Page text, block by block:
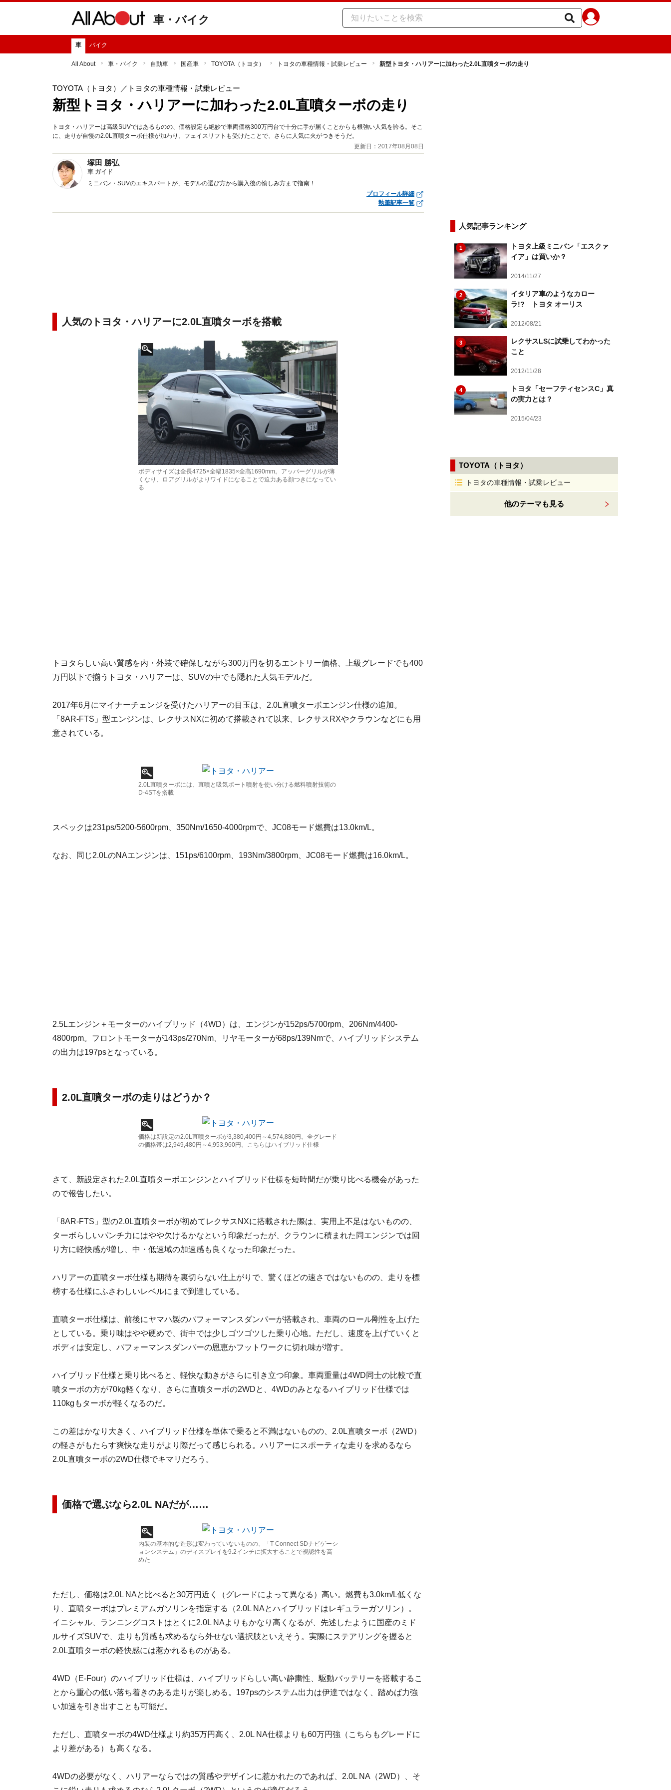
車・バイク
車 バイク
All About 車・バイク 自動車 国産車 TOYOTA（トヨタ） トヨタの車種情報・試乗レビュー 新型トヨタ・ハリアーに加わった2.0L直噴ターボの走り
TOYOTA（トヨタ） ／トヨタの車種情報・試乗レビュー
新型トヨタ・ハリアーに加わった2.0L直噴ターボの走り
トヨタ・ハリアーは高級SUVではあるものの、価格設定も絶妙で車両価格300万円台で十分に手が届くことからも根強い人気を誇る。そこ
に、走りが自慢の2.0L直噴ターボ仕様が加わり、フェイスリフトも受けたことで、さらに人気に火がつきそうだ。
更新日：2017年08月08日
塚田 勝弘
車 ガイド
ミニバン・SUVのエキスパートが、モデルの選び方から購入後の愉しみ方まで指南！
プロフィール詳細
執筆記事一覧
人気のトヨタ・ハリアーに2.0L直噴ターボを搭載
ボディサイズは全長4725×全幅1835×全高1690mm。アッパーグリルが薄
くなり、ロアグリルがよりワイドになることで迫力ある顔つきになってい
る
トヨタらしい高い質感を内・外装で確保しながら300万円を切るエントリー価格、上級グレードでも400
万円以下で揃うトヨタ・ハリアーは、SUVの中でも隠れた人気モデルだ。
2017年6月にマイナーチェンジを受けたハリアーの目玉は、2.0L直噴ターボエンジン仕様の追加。
「8AR-FTS」型エンジンは、レクサスNXに初めて搭載されて以来、レクサスRXやクラウンなどにも用
意されている。
2.0L直噴ターボには、直噴と吸気ポート噴射を使い分ける燃料噴射技術の
D-4STを搭載
スペックは231ps/5200-5600rpm、350Nm/1650-4000rpmで、JC08モード燃費は13.0km/L。
なお、同じ2.0LのNAエンジンは、151ps/6100rpm、193Nm/3800rpm、JC08モード燃費は16.0km/L。
2.5Lエンジン＋モーターのハイブリッド（4WD）は、エンジンが152ps/5700rpm、206Nm/4400-
4800rpm。フロントモーターが143ps/270Nm、リヤモーターが68ps/139Nmで、ハイブリッドシステム
の出力は197psとなっている。
2.0L直噴ターボの走りはどうか？
価格は新設定の2.0L直噴ターボが3,380,400円～4,574,880円。全グレード
の価格帯は2,949,480円～4,953,960円。こちらはハイブリッド仕様
さて、新設定された2.0L直噴ターボエンジンとハイブリッド仕様を短時間だが乗り比べる機会があった
ので報告したい。
「8AR-FTS」型の2.0L直噴ターボが初めてレクサスNXに搭載された際は、実用上不足はないものの、
ターボらしいパンチ力にはやや欠けるかなという印象だったが、クラウンに積まれた同エンジンでは回
り方に軽快感が増し、中・低速域の加速感も良くなった印象だった。
ハリアーの直噴ターボ仕様も期待を裏切らない仕上がりで、驚くほどの速さではないものの、走りを標
榜する仕様にふさわしいレベルにまで到達している。
直噴ターボ仕様は、前後にヤマハ製のパフォーマンスダンパーが搭載され、車両のロール剛性を上げた
としている。乗り味はやや硬めで、街中では少しゴツゴツした乗り心地。ただし、速度を上げていくと
ボディは安定し、パフォーマンスダンパーの恩恵かフットワークに切れ味が増す。
ハイブリッド仕様と乗り比べると、軽快な動きがさらに引き立つ印象。車両重量は4WD同士の比較で直
噴ターボの方が70kg軽くなり、さらに直噴ターボの2WDと、4WDのみとなるハイブリッド仕様では
110kgもターボが軽くなるのだ。
この差はかなり大きく、ハイブリッド仕様を単体で乗ると不満はないものの、2.0L直噴ターボ（2WD）
の軽さがもたらす爽快な走りがより際だって感じられる。ハリアーにスポーティな走りを求めるなら
2.0L直噴ターボの2WD仕様でキマリだろう。
価格で選ぶなら2.0L NAだが……
内装の基本的な造形は変わっていないものの、「T-Connect SDナビゲーシ
ョンシステム」のディスプレイを9.2インチに拡大することで視認性を高
めた
ただし、価格は2.0L NAと比べると30万円近く（グレードによって異なる）高い。燃費も3.0km/L低くな
り、直噴ターボはプレミアムガソリンを指定する（2.0L NAとハイブリッドはレギュラーガソリン）。
イニシャル、ランニングコストはとくに2.0L NAよりもかなり高くなるが、先述したように国産のミド
ルサイズSUVで、走りも質感も求めるなら外せない選択肢といえそう。実際にステアリングを握ると
2.0L直噴ターボの軽快感には惹かれるものがある。
4WD（E-Four）のハイブリッド仕様は、ハイブリッドらしい高い静粛性、駆動バッテリーを搭載するこ
とから重心の低い落ち着きのある走りが楽しめる。197psのシステム出力は伊達ではなく、踏めば力強
い加速を引き出すことも可能だ。
ただし、直噴ターボの4WD仕様より約35万円高く、2.0L NA仕様よりも60万円強（こちらもグレードに
より差がある）も高くなる。
4WDの必要がなく、ハリアーならではの質感やデザインに惹かれたのであれば、2.0L NA（2WD）、そ
人気記事ランキング
1
トヨタ上級ミニバン「エスクァ
イア」は買いか？
2014/11/27
2
イタリア車のようなカロー
ラ!? トヨタ オーリス
2012/08/21
3
レクサスLSに試乗してわかった
こと
2012/11/28
4
トヨタ「セーフティセンスC」真
の実力とは？
2015/04/23
TOYOTA（トヨタ）
トヨタの車種情報・試乗レビュー
他のテーマも見る